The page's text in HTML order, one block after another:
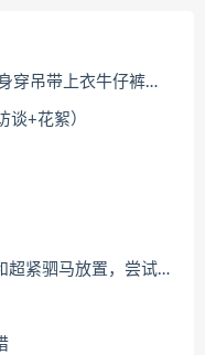
器等项目 逐帧展示绝美面庞与妖娆身...
+花絮）
到最紧，口水止不住流，绑上超紧的驷马放置尝试自己解开